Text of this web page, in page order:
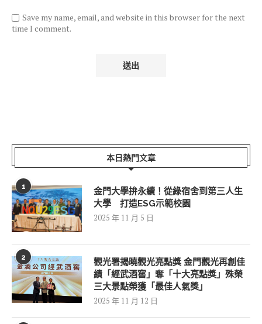
Save my name, email, and website in this browser for the next
time I comment.
本日熱門文章
1
金門大學拚永續！從綠宿舍到第三人生
大學 打造ESG示範校園
2025 年 11 月 5 日
2
觀光署揭曉觀光亮點獎 金門觀光再創佳
績「經武酒窖」奪「十大亮點獎」殊榮
三大景點榮獲「最佳人氣獎」
2025 年 11 月 12 日